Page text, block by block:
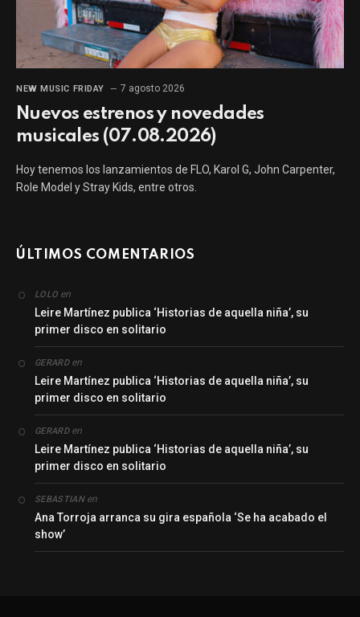
NEW MUSIC FRIDAY 7 agosto 2026
Nuevos estrenos y novedades
musicales (07.08.2026)
Hoy tenemos los lanzamientos de FLO, Karol G, John Carpenter,
Role Model y Stray Kids, entre otros.
ÚLTIMOS COMENTARIOS
LOLO en
Leire Martínez publica ‘Historias de aquella niña’, su
primer disco en solitario
GERARDen
Leire Martínez publica ‘Historias de aquella niña’, su
primer disco en solitario
GERARDen
Leire Martínez publica ‘Historias de aquella niña’, su
primer disco en solitario
SEBASTIANen
Ana Torroja arranca su gira española ‘Se ha acabado el
show’